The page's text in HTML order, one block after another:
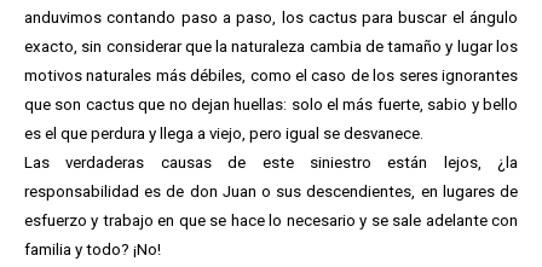
anduvimos contando paso a paso, los cactus para buscar el ángulo
exacto, sin considerar que la naturaleza cambia de tamaño y lugar los
motivos naturales más débiles, como el caso de los seres ignorantes
que son cactus que no dejan huellas: solo el más fuerte, sabio y bello
es el que perdura y llega a viejo, pero igual se desvanece.
Las verdaderas causas de este siniestro están lejos, ¿la
responsabilidad es de don Juan o sus descendientes, en lugares de
esfuerzo y trabajo en que se hace lo necesario y se sale adelante con
familia y todo? ¡No!